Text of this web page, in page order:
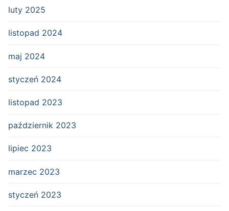
luty 2025
listopad 2024
maj 2024
styczeń 2024
listopad 2023
październik 2023
lipiec 2023
marzec 2023
styczeń 2023